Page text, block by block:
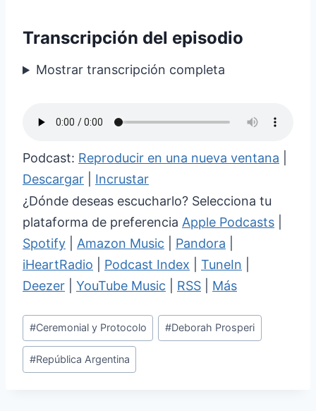
Transcripción del episodio
Mostrar transcripción completa
Podcast: Reproducir en una nueva ventana
Descargar
Incrustar
¿Dónde deseas escucharlo? Selecciona tu
plataforma de preferencia Apple Podcasts
Spotify
Amazon Music Pandora
iHeartRadio
Podcast Index TuneIn
Deezer
YouTube Music RSS Más
Etiquetas
de
la
#Ceremonial y Protocolo #Deborah Prosperi
#República Argentina